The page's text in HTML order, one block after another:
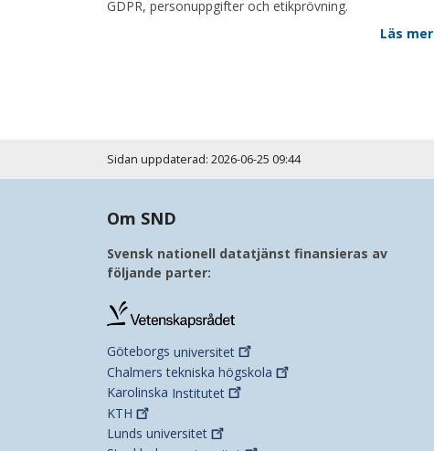
GDPR, personuppgifter och etikprövning.
Läs mer
Sidan uppdaterad: 2026-06-25 09:44
Om SND
Svensk nationell datatjänst finansieras av
följande parter:
Göteborgs universitet
Chalmers tekniska högskola
Karolinska Institutet
KTH
Lunds universitet